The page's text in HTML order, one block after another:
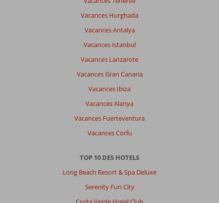
Vacances Hurghada
Vacances Antalya
Vacances Istanbul
Vacances Lanzarote
Vacances Gran Canaria
Vacances Ibiza
Vacances Alanya
Vacances Fuerteventura
Vacances Corfu
TOP 10 DES HOTELS
Long Beach Resort & Spa Deluxe
Serenity Fun City